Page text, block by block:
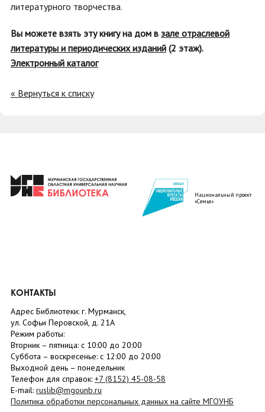
литературного творчества.
Вы можете взять эту книгу на дом в зале отраслевой
литературы и периодических изданий (2 этаж).
Электронный каталог
« Вернуться к списку
Национальный проект
«Семья»
КОНТАКТЫ
Адрес Библиотеки: г. Мурманск,
ул. Софьи Перовской, д. 21А
Режим работы:
Вторник – пятница: с 10:00 до 20:00
Суббота – воскресенье: c 12:00 до 20:00
Выходной день – понедельник
Телефон для справок: +7 (8152) 45-08-58
E-mail: ruslib@mgounb.ru
Политика обработки персональных данных на сайте МГОУНБ